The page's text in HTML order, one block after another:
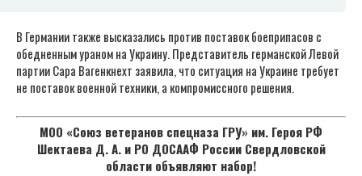
В Германии также высказались против поставок боеприпасов с
обедненным ураном на Украину. Представитель германской Левой
партии Сара Вагенкнехт заявила, что ситуация на Украине требует
не поставок военной техники, а компромиссного решения.
МОО «Союз ветеранов спецназа ГРУ» им. Героя РФ
Шектаева Д. А. и РО ДОСААФ России Свердловской
области объявляют набор!